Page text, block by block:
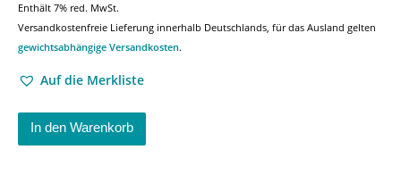
Enthält 7% red. MwSt.
Versandkostenfreie Lieferung innerhalb Deutschlands, für das Ausland gelten
gewichtsabhängige Versandkosten.
Auf die Merkliste
In den Warenkorb